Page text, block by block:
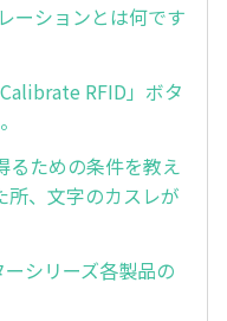
ーションとは何です
RFID」ボタ
ための条件を教え
所、文字のカスレが
シリーズ各製品の